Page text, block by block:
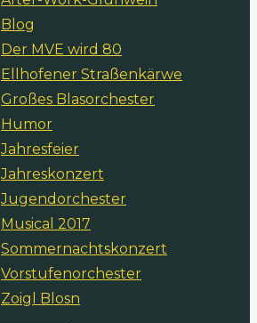
Blog
Der MVE wird 80
Ellhofener Straßenkärwe
Großes Blasorchester
Humor
Jahresfeier
Jahreskonzert
Jugendorchester
Musical 2017
Sommernachtskonzert
Vorstufenorchester
Zoigl Blosn